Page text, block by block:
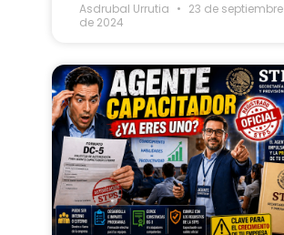
Asdrubal Urrutia
23 de septiembre
de 2024